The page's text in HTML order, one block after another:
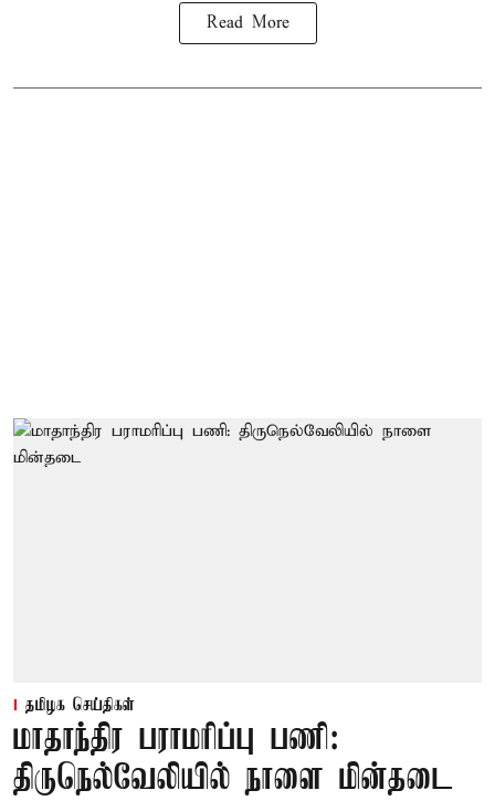
Read More
தமிழக செய்திகள்
மாதாந்திர பராமரிப்பு பணி:
திருநெல்வேலியில் நாளை மின்தடை